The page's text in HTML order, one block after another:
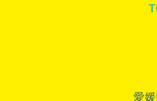
愛